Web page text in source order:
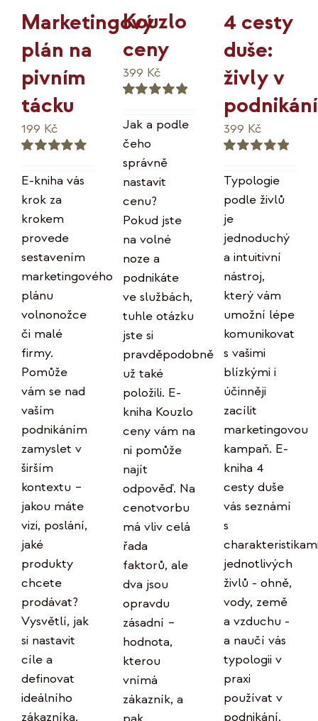
Marketingový
plán na
pivním
tácku
5.00z 5
199 Kč
E-kniha vás
krok za
krokem
provede
sestavením
marketingového
plánu
volnonožce
či malé
firmy.
Pomůže
vám se nad
vaším
podnikáním
zamyslet v
širším
kontextu –
jakou máte
vizi, poslání,
jaké
produkty
chcete
prodávat?
Vysvětlí, jak
si nastavit
cíle a
definovat
ideálního
zákazníka.
Kouzlo
ceny
5.00 z 5
399 Kč
Jak a podle
čeho
správně
nastavit
cenu?
Pokud jste
na volné
noze a
podnikáte
ve službách,
tuhle otázku
jste si
pravděpodobně
už také
položili. E-
kniha Kouzlo
ceny vám na
ni pomůže
najít
odpověď. Na
cenotvorbu
má vliv celá
řada
faktorů, ale
dva jsou
opravdu
zásadní –
hodnota,
kterou
vnímá
zákazník, a
4 cesty
duše:
živly v
podnikání
5.00 z 5
399 Kč
Typologie
podle živlů
je
jednoduchý
a intuitivní
nástroj,
který vám
umožní lépe
komunikovat
s vašimi
blízkými i
účinněji
zacílit
marketingovou
kampaň. E-
kniha 4
cesty duše
vás seznámí
s
jednotlivých
živlů - ohně,
vody, země
a vzduchu -
a naučí vás
typologii v
praxi
používat v
podnikání.